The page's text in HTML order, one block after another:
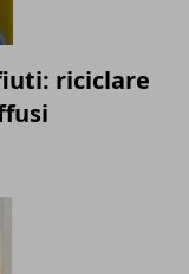
riciclare